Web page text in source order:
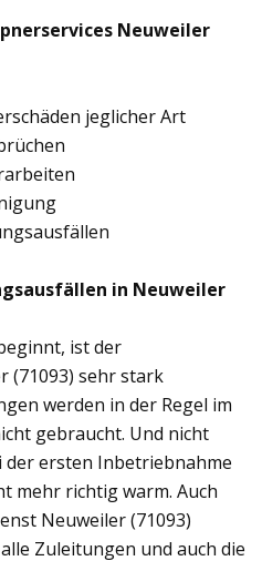
Neuweiler
jeglicher Art
in Neuweiler
ist der
(71093) sehr stark
werden in der Regel im
gebraucht. Und nicht
der ersten Inbetriebnahme
mehr richtig warm. Auch
Neuweiler (71093)
Zuleitungen und auch die